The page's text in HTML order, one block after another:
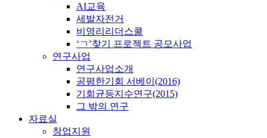
AI교육
세발자전거
비영리리더스쿨
‘ㄱ’찾기 프로젝트 공모사업
연구사업
연구사업소개
공평한기회 서베이(2016)
기회균등지수연구(2015)
그 밖의 연구
자료실
창업지원